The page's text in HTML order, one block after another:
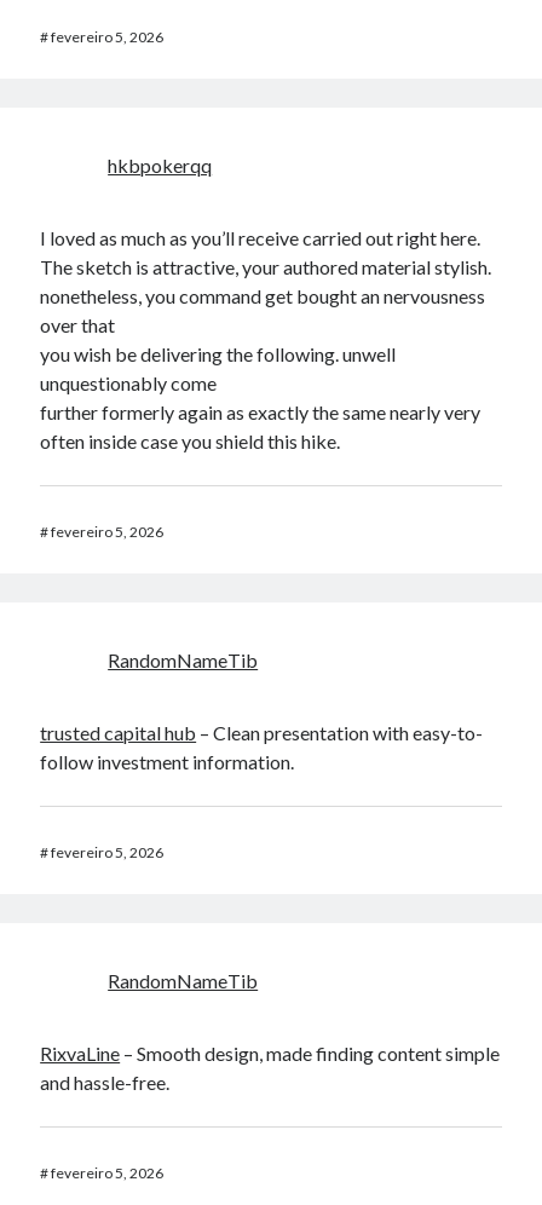
#fevereiro 5, 2026
hkbpokerqq
I loved as much as you’ll receive carried out right here.
The sketch is attractive, your authored material stylish.
nonetheless, you command get bought an nervousness
over that
you wish be delivering the following. unwell
unquestionably come
further formerly again as exactly the same nearly very
often inside case you shield this hike.
#fevereiro 5, 2026
RandomNameTib
trusted capital hub – Clean presentation with easy-to-
follow investment information.
#fevereiro 5, 2026
RandomNameTib
RixvaLine – Smooth design, made finding content simple
and hassle-free.
#fevereiro 5, 2026